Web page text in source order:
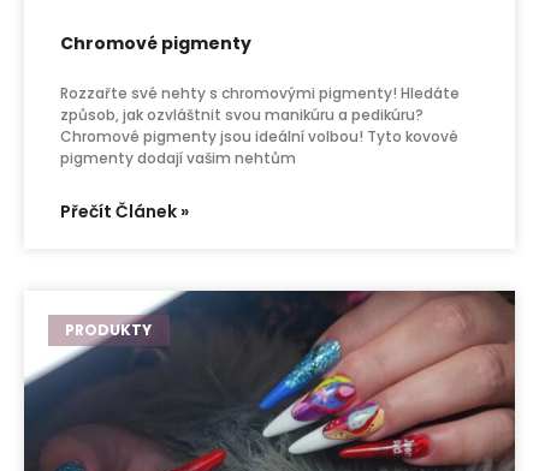
Chromové pigmenty
Rozzařte své nehty s chromovými pigmenty! Hledáte
způsob, jak ozvláštnit svou manikúru a pedikúru?
Chromové pigmenty jsou ideální volbou! Tyto kovové
pigmenty dodají vašim nehtům
Přečít Článek »
PRODUKTY